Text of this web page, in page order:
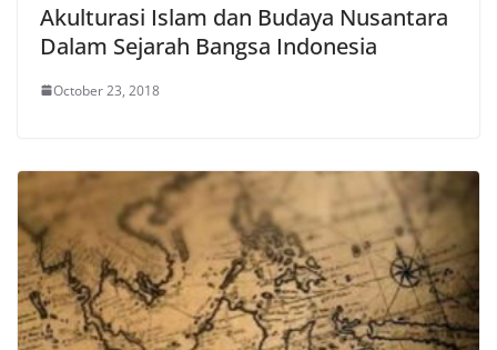
Akulturasi Islam dan Budaya Nusantara
Dalam Sejarah Bangsa Indonesia
October 23, 2018